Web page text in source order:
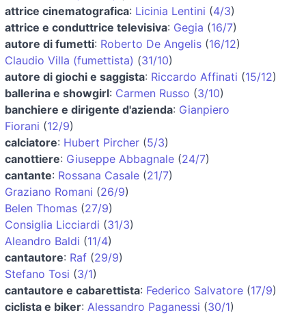
attrice cinematografica: Licinia Lentini (4/3)
attrice e conduttrice televisiva: Gegia (16/7)
autore di fumetti: Roberto De Angelis (16/12)
Claudio Villa (fumettista) (31/10)
autore di giochi e saggista: Riccardo Affinati (15/12)
ballerina e showgirl: Carmen Russo (3/10)
banchiere e dirigente d'azienda: Gianpiero
Fiorani (12/9)
calciatore: Hubert Pircher (5/3)
canottiere: Giuseppe Abbagnale (24/7)
cantante: Rossana Casale (21/7)
Graziano Romani (26/9)
Belen Thomas (27/9)
Consiglia Licciardi (31/3)
Aleandro Baldi (11/4)
cantautore: Raf (29/9)
Stefano Tosi (3/1)
cantautore e cabarettista: Federico Salvatore (17/9)
ciclista e biker: Alessandro Paganessi (30/1)